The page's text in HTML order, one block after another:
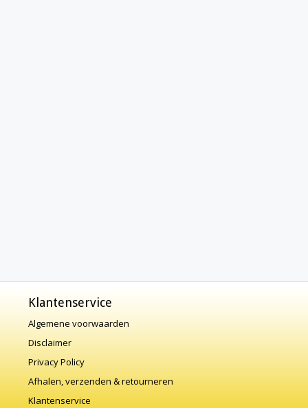
Klantenservice
Algemene voorwaarden
Disclaimer
Privacy Policy
Afhalen, verzenden & retourneren
Klantenservice